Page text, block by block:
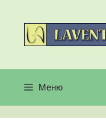
содержимому
Меню